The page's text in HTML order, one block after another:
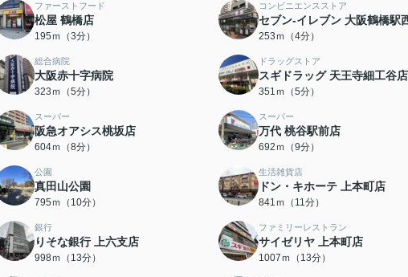
ファーストフード
松屋 鶴橋店
195ｍ（3分）
コンビニエンスストア
セブン-イレブン 大阪鶴橋駅
253ｍ（4分）
総合病院
大阪赤十字病院
323ｍ（5分）
ドラッグストア
スギドラッグ 天王寺細工谷店
351ｍ（5分）
スーパー
阪急オアシス桃坂店
604ｍ（8分）
スーパー
万代 桃谷駅前店
692ｍ（9分）
公園
真田山公園
795ｍ（10分）
生活雑貨店
ドン・キホーテ 上本町店
841ｍ（11分）
銀行
りそな銀行 上六支店
998ｍ（13分）
ファミリーレストラン
サイゼリヤ 上本町店
1007ｍ（13分）